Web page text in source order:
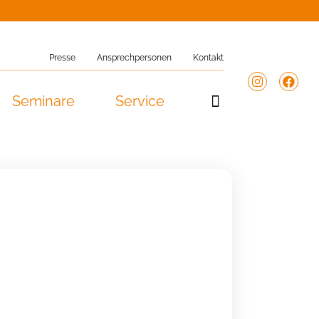
Presse Ansprechpersonen Kontakt
Seminare Service